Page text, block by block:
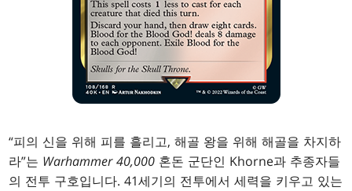
“피의 신을 위해 피를 흘리고, 해골 왕을 위해 해골을 차지하
라”는 Warhammer 40,000 혼돈 군단인 Khorne과 추종자들
의 전투 구호입니다. 41세기의 전투에서 세력을 키우고 있는